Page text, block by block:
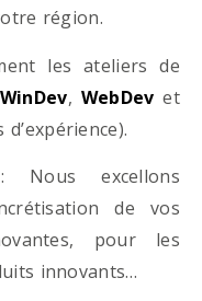
région.
les ateliers de
WinDev, WebDev et
excellons
de vos
pour les
innovants…